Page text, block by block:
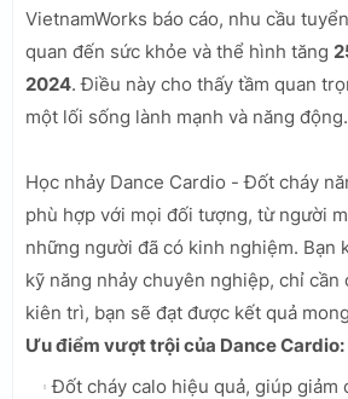
VietnamWorks báo cáo, nhu cầu
quan đến sức khỏe và thể hình tăng
2024. Điều này cho thấy tầm quan
một lối sống lành mạnh và năng động.
Học nhảy Dance Cardio - Đốt cháy
phù hợp với mọi đối tượng, từ người
những người đã có kinh nghiệm. Bạn
kỹ năng nhảy chuyên nghiệp, chỉ cần
kiên trì, bạn sẽ đạt được kết quả
Ưu điểm vượt trội của Dance Cardio:
Đốt cháy calo hiệu quả, giúp giảm